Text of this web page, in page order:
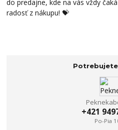
do predajne, kde na vás vždy
radosť z nákupu! 💝
+421
Po-Pia